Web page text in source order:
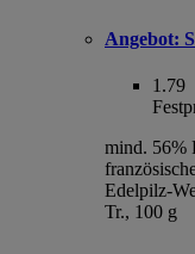
Angebot:
1.79
mind. 56%
Edelpilz-
Tr., 100 g